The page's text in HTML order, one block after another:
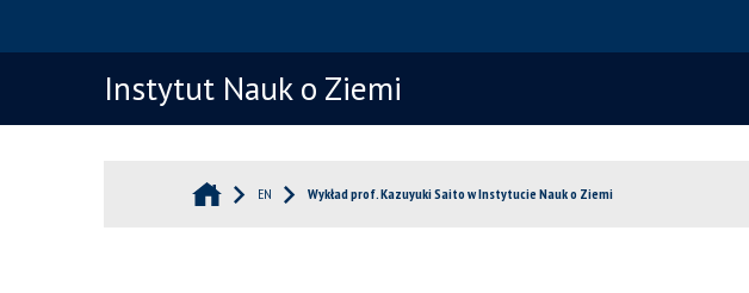
Instytut Nauk o Ziemi
EN Wykład prof. Kazuyuki Saito w Instytucie Nauk o Ziemi